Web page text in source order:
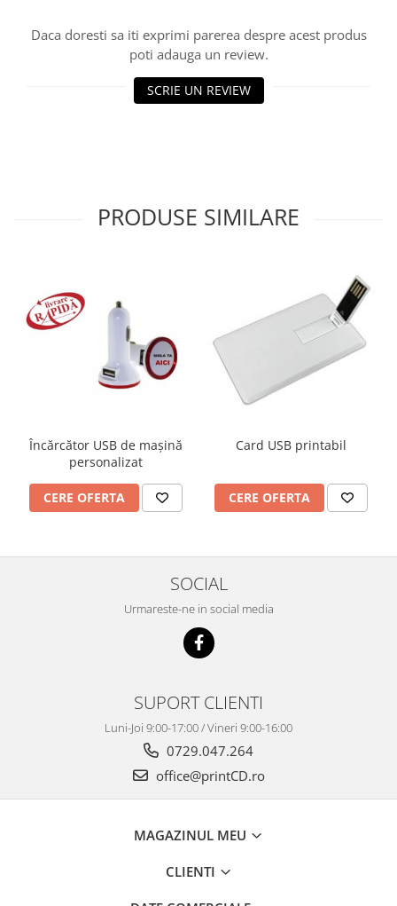
Daca doresti sa iti exprimi parerea despre acest produs
poti adauga un review.
SCRIE UN REVIEW
PRODUSE SIMILARE
Încărcător USB de mașină
personalizat
CERE OFERTA
Card USB printabil
CERE OFERTA
SOCIAL
Urmareste-ne in social media
SUPORT CLIENTI
Luni-Joi 9:00-17:00 / Vineri 9:00-16:00
0729.047.264
office@printCD.ro
MAGAZINUL MEU
CLIENTI